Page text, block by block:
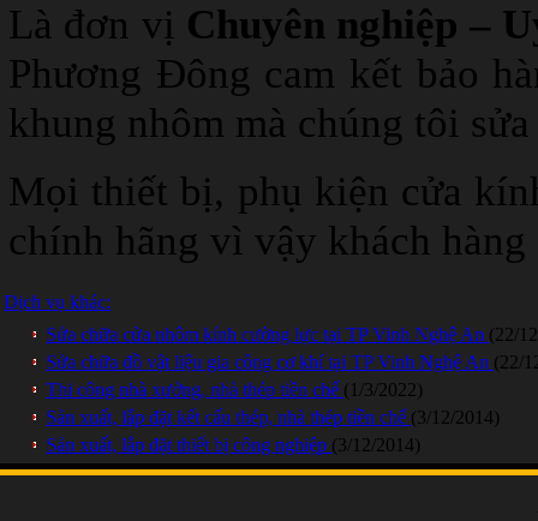
Là đơn vị Chuyên nghiệp –
Phương Đông cam kết bảo
khung nhôm mà chúng tôi
Mọi thiết bị, phụ kiện cửa
chính hãng vì vậy khách
Dịch vụ khác:
Sửa chữa cửa nhôm kính cường lực tại TP Vinh Nghệ An (22/
Sửa chữa đồ vật liệu gia công cơ khí tại TP Vinh Nghệ An (22/
Thi công nhà xưởng, nhà thép tiền chế (1/3/2022)
Sản xuất, lắp đặt kết cấu thép, nhà thép tiền chế (3/12/2014)
Sản xuất, lắp đặt thiết bị công nghiệp (3/12/2014)